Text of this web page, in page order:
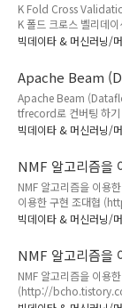
K Fold Cross
K 폴드 크로스 벨리데
거 있는건 아니고 전체
고두번째 학습에서는
째 학습에서는 N번째
http://
pageId=16319010)
validation)이라고 한
빅데이타 & 머신러닝/
Apache Beam
파일을 tfrecord
Apache Beam
tfrecord로 컨버팅 하
요텐서플로우 학습에
지 목록과 이미지 파일
시 이미지 목록을 읽으
어야 하기 때문에, 코딩
수 있다텐서플로우에서
도록 tfrecord (http://
로 컨버팅하는 방법을
빅데이타 & 머신러닝/
NMF 알고리즘을
(2/2)
NMF 알고리즘을 이용
이용한 구현 조대협
http://
음, 코싸인 유사도를
대해서 알아보았다. 이
을 이용해서 구현해보
을 이용한 대규모 데이
빅데이타 & 머신러닝/
NMF 알고리즘을
현(1/2)
NMF 알고리즘을 이용
(http://